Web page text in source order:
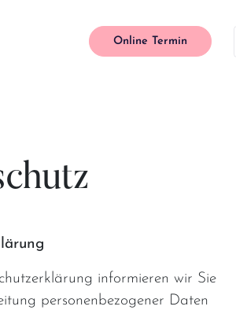
Online Termin
informieren wir Sie
personenbezogener Daten